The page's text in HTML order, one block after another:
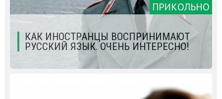
ПРИКОЛЬНО
КАК ИНОСТРАНЦЫ ВОСПРИНИМАЮТ
РУССКИЙ ЯЗЫК. ОЧЕНЬ ИНТЕРЕСНО!